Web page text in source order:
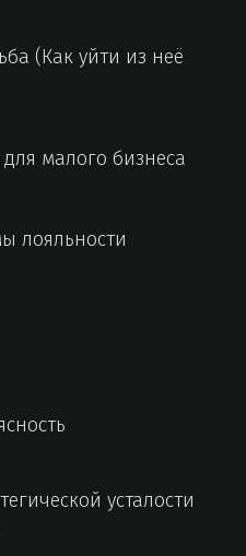
(Как уйти из неё
малого бизнеса
лояльности
усталости